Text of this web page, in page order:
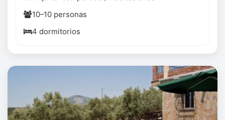
10–10 personas
4 dormitorios